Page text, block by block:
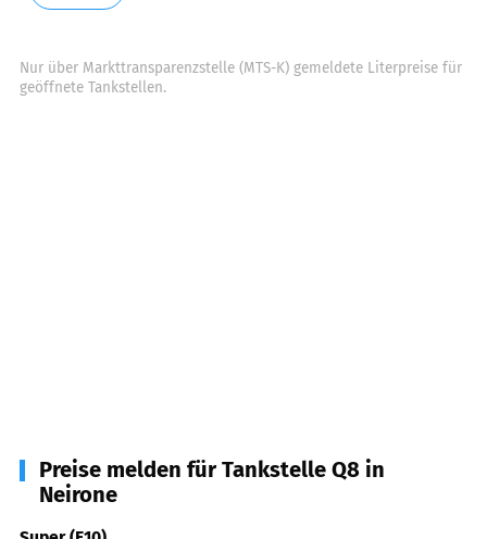
Nur über Markttransparenzstelle (MTS-K) gemeldete Literpreise für
geöffnete Tankstellen.
Preise melden für Tankstelle Q8 in
Neirone